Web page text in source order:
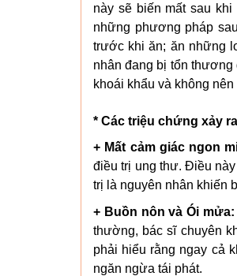
này sẽ biến mất sau
những phương pháp
trước khi ăn; ăn những
nhân đang bị tổn
khoái khẩu và không
* Các triệu chứng xảy
+ Mất cảm giác ngon
điều trị ung thư. Điều
trị là nguyên nhân khiến
+ Buồn nôn và Ói mửa:
thường, bác sĩ chuyên
phải hiểu rằng ngay cả
ngăn ngừa tái phát.